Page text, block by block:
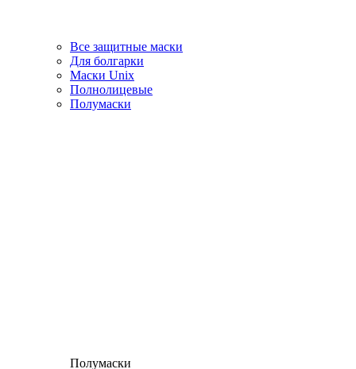
Все защитные маски
Для болгарки
Маски Unix
Полнолицевые
Полумаски
Полумаски